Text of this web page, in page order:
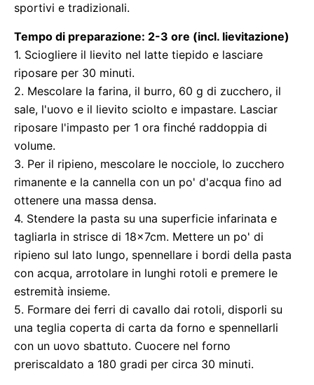
sportivi e tradizionali.
Tempo di preparazione: 2-3 ore (incl. lievitazione)
1. Sciogliere il lievito nel latte tiepido e lasciare
riposare per 30 minuti.
2. Mescolare la farina, il burro, 60 g di zucchero, il
sale, l'uovo e il lievito sciolto e impastare. Lasciar
riposare l'impasto per 1 ora finché raddoppia di
volume.
3. Per il ripieno, mescolare le nocciole, lo zucchero
rimanente e la cannella con un po' d'acqua fino ad
ottenere una massa densa.
4. Stendere la pasta su una superficie infarinata e
tagliarla in strisce di 18x7cm. Mettere un po' di
ripieno sul lato lungo, spennellare i bordi della pasta
con acqua, arrotolare in lunghi rotoli e premere le
estremità insieme.
5. Formare dei ferri di cavallo dai rotoli, disporli su
una teglia coperta di carta da forno e spennellarli
con un uovo sbattuto. Cuocere nel forno
preriscaldato a 180 gradi per circa 30 minuti.